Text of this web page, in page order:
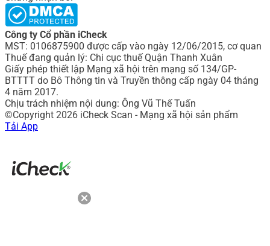
Công ty Cổ phần iCheck
MST: 0106875900 được cấp vào ngày 12/06/2015, cơ quan
Thuế đang quản lý: Chi cục thuế Quận Thanh Xuân
Giấy phép thiết lập Mạng xã hội trên mạng số 134/GP-
BTTTT do Bô Thông tin và Truyền thông cấp ngày 04 tháng
4 năm 2017.
Chịu trách nhiệm nội dung: Ông Vũ Thế Tuấn
©Copyright 2026 iCheck Scan - Mạng xã hội sản phẩm
Tải App